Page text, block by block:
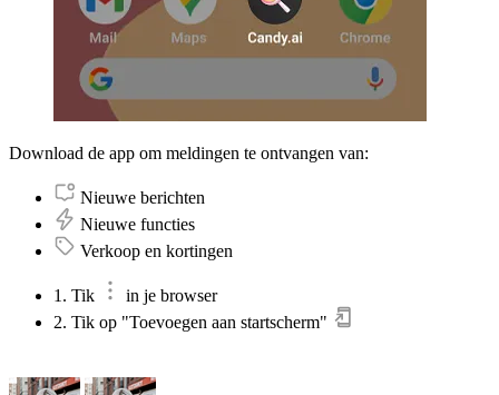
Download de app om meldingen te ontvangen van:
Nieuwe berichten
Nieuwe functies
Verkoop en kortingen
1. Tik
in je browser
2. Tik op "Toevoegen aan startscherm"